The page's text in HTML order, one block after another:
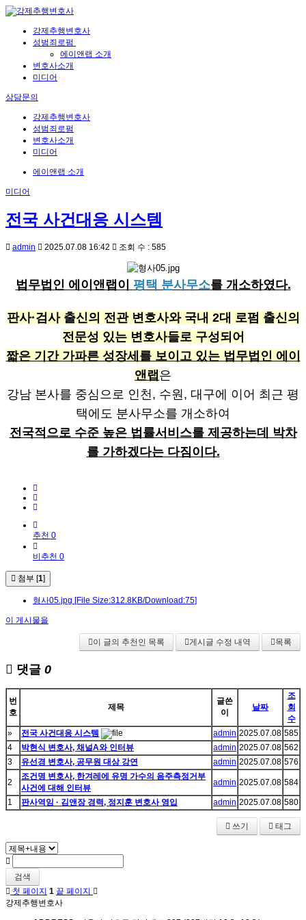
강제추행변호사
성범죄로펌
에이앤랩 소개
변호사소개
미디어
상담문의
강제추행변호사
성범죄로펌
변호사소개
미디어
에이앤랩 소개
미디어
전국 사건대응 시스템
admin 2025.07.08 16:42 조회 수 : 585
법무법인 에이앤랩이 평택 분사무소를 개소하였다.
판사·검사 출신의 전관 변호사와 국내 2대 로펌 출신의
전문성 있는 변호사들로 구성되어
짧은 기간 가파른 성장세를 보이고 있는 법무법인 에이
앤랩 은
강남 본사를 중심으로 인천, 수원, 대구에 이어 최근 평
택에도 분사무소를 개소하여
전국적으로 수준 높은 법률서비스를 제공하는데 박차
를 가하겠다는 다짐이다.
추천 0
비추천 0
첨부 [1]
형사05.jpg [File Size:312.8KB/Download:75]
이 게시물을
이 글의 추천인 목록 게시글 수정 내역 목록
댓글 0
번
호
제목
글쓴
이
날짜
조
회
수
»
전국 사건대응 시스템 admin 2025.07.08 585
4
박현식 변호사, 채널A와 인터뷰 admin 2025.07.08 562
3
유선경 변호사, 공무원 대상 강연 admin 2025.07.08 576
2
조건명 변호사, 한겨레에 유명 가수의 음주측정거부
사건에 대해 인터뷰
admin 2025.07.08 584
1 판사역임 · 김앤장 경력, 정지훈 변호사 영입 admin 2025.07.08 580
쓰기 태그
검색
첫 페이지 1 끝 페이지
강제추행변호사